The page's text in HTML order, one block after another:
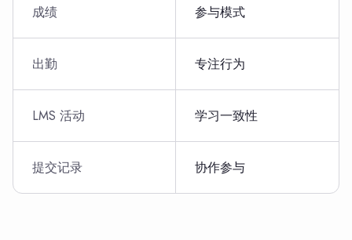
成绩 参与模式
出勤 专注行为
LMS 活动 学习一致性
提交记录 协作参与